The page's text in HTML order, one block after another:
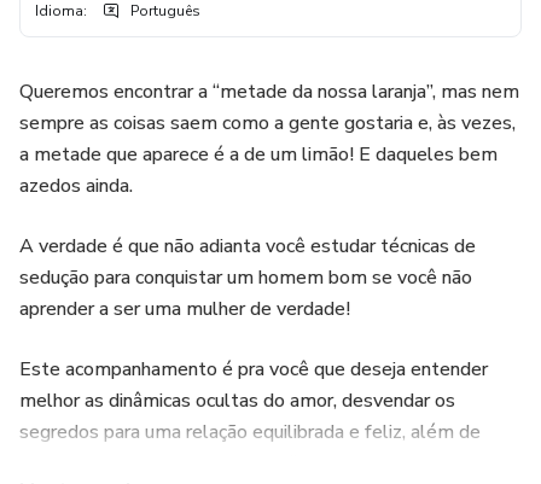
Idioma: Português
Queremos encontrar a “metade da nossa laranja”, mas nem
sempre as coisas saem como a gente gostaria e, às vezes,
a metade que aparece é a de um limão! E daqueles bem
azedos ainda.
A verdade é que não adianta você estudar técnicas de
sedução para conquistar um homem bom se você não
aprender a ser uma mulher de verdade!
Este acompanhamento é pra você que deseja entender
melhor as dinâmicas ocultas do amor, desvendar os
segredos para uma relação equilibrada e feliz, além de